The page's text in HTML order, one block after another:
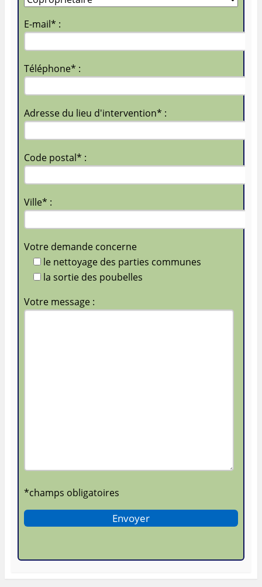
E-mail* :
Téléphone* :
Adresse du lieu d'intervention* :
Code postal* :
Ville* :
Votre demande concerne
le nettoyage des parties communes
la sortie des poubelles
Votre message :
*champs obligatoires